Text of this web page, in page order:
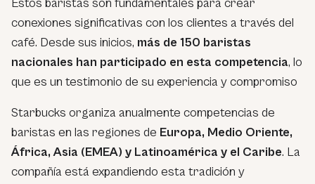
conexiones significativas con los clientes a través del
café. Desde sus inicios, más de 150 baristas
nacionales han participado en esta competencia, lo
que es un testimonio de su experiencia y compromiso
Starbucks organiza anualmente competencias de
baristas en las regiones de Europa, Medio Oriente,
África, Asia (EMEA) y Latinoamérica y el Caribe. La
compañía está expandiendo esta tradición y